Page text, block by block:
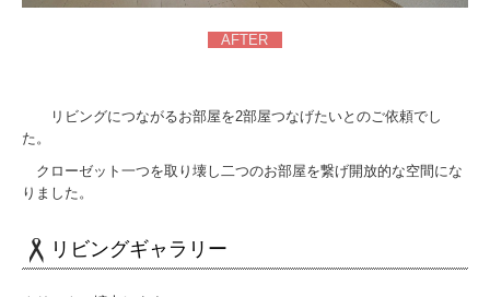
AFTER
リビングにつながるお部屋を2部屋つなげたいとのご依頼でし
た。
クローゼット一つを取り壊し二つのお部屋を繋げ開放的な空間にな
りました。
リビングギャラリー